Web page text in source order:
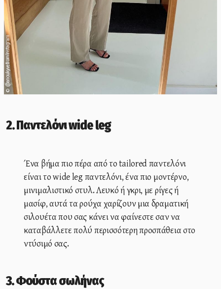
©
@anoukyve from Instagram
2. Παντελόνι wide leg
Ένα βήμα πιο πέρα από το tailored παντελόνι
είναι το wide leg παντελόνι, ένα πιο μοντέρνο,
μινιμαλιστικό στυλ. Λευκό ή γκρι, με ρίγες ή
μασίφ, αυτά τα ρούχα χαρίζουν μια δραματική
σιλουέτα που σας κάνει να φαίνεστε σαν να
καταβάλλετε πολύ περισσότερη προσπάθεια στο
ντύσιμό σας.
3. Φούστα σωλήνας